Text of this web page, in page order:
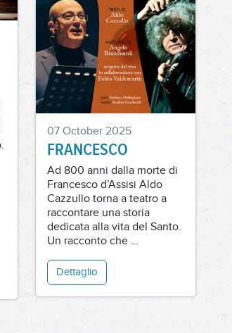
07 October 2025
FRANCESCO
Ad 800 anni dalla morte di
Francesco d’Assisi Aldo
Cazzullo torna a teatro a
raccontare una storia
dedicata alla vita del Santo.
Un racconto che …